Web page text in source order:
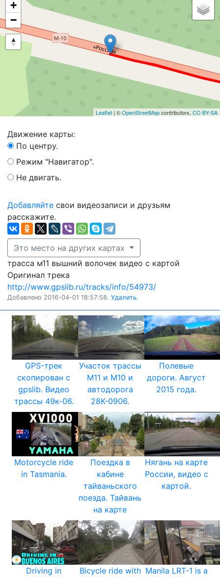
+
−
Leaflet | ©OpenStreetMapcontributors, CC-BY-SA
Движение карты:
По центру.
Режим "Навигатор".
Не двигать.
Добавляйте свои видеозаписи и друзьям
расскажите.
Это место на других картах
трасса м11 вышний волочек видео с картой
Оригинал трека
http://www.gpslib.ru/tracks/info/54973/
Добавлено 2016-04-01 18:57:58. Удалить.
GPS-трек
скопирован с
gpslib. Видео
трассы 49к-06.
Участок трассы
М11 и М10 и
автодорога
28К-0906.
Полевые
дороги. Август
2015 года.
Motorcycle ride
in Tasmania.
Поездка в
кабине
тайваньского
поезда. Тайвань
на карте
Нягань на карте
России, видео с
картой.
Driving in Bicycle ride with Manila LRT-1 is a